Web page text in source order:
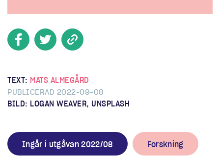
TEXT: MATS ALMEGÅRD
PUBLICERAD 2022-09-08
BILD: LOGAN WEAVER, UNSPLASH
Ingår i utgåvan 2022/08 Forskning